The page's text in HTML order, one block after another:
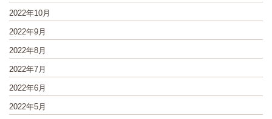
2022年10月
2022年9月
2022年8月
2022年7月
2022年6月
2022年5月